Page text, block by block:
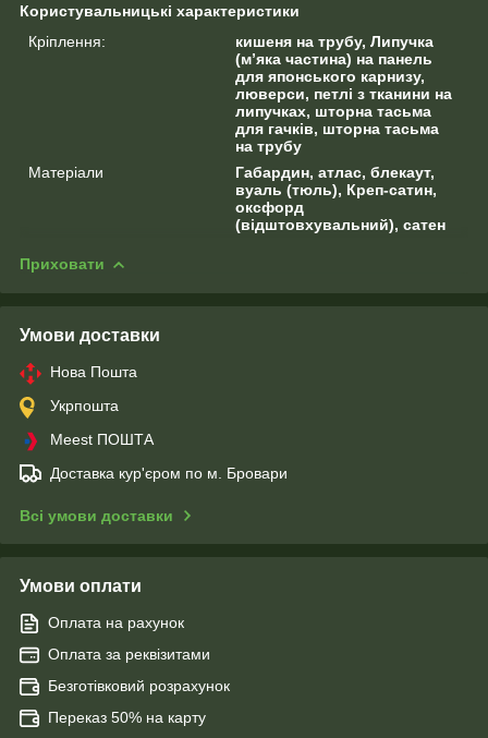
Користувальницькі характеристики
Кріплення:
кишеня на трубу, Липучка
(м’яка частина) на панель
для японського карнизу,
люверси, петлі з тканини на
липучках, шторна тасьма
для гачків, шторна тасьма
на трубу
Матеріали
Габардин, атлас, блекаут,
вуаль (тюль), Креп-сатин,
оксфорд
(відштовхувальний), сатен
Приховати
Умови доставки
Нова Пошта
Укрпошта
Meest ПОШТА
Доставка кур'єром по м. Бровари
Всі умови доставки
Умови оплати
Оплата на рахунок
Оплата за реквізитами
Безготівковий розрахунок
Переказ 50% на карту